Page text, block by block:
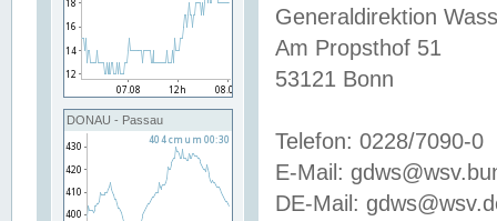
DONAU - Passau
Generaldirektion
Am Propsthof 51
53121 Bonn
Telefon: 0228/7090-0
E-Mail:
DE-Mail: